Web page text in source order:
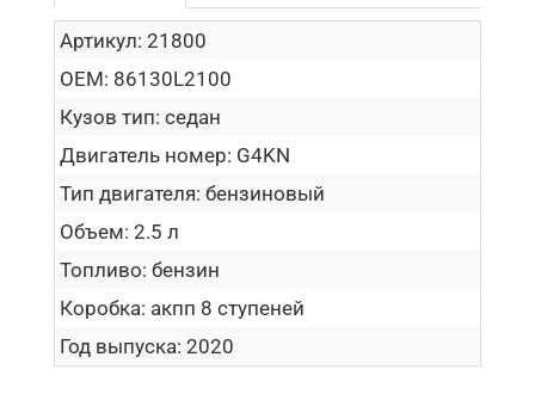
Артикул: 21800
OEM: 86130L2100
Кузов тип: седан
Двигатель номер: G4KN
Тип двигателя: бензиновый
Объем: 2.5 л
Топливо: бензин
Коробка: акпп 8 ступеней
Год выпуска: 2020